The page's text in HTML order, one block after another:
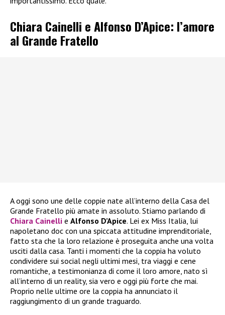
Chiara Cainelli e Alfonso D’Apice: l’amore
al Grande Fratello
A oggi sono une delle coppie nate all’interno della Casa del
Grande Fratello più amate in assoluto. Stiamo parlando di
Chiara Cainelli e Alfonso D’Apice. Lei ex Miss Italia, lui
napoletano doc con una spiccata attitudine imprenditoriale,
fatto sta che la loro relazione è proseguita anche una volta
usciti dalla casa. Tanti i momenti che la coppia ha voluto
condividere sui social negli ultimi mesi, tra viaggi e cene
romantiche, a testimonianza di come il loro amore, nato sì
all’interno di un reality, sia vero e oggi più forte che mai.
Proprio nelle ultime ore la coppia ha annunciato il
raggiungimento di un grande traguardo.